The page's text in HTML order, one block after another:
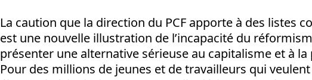
La caution que la direction du PCF apporte à des listes
est une nouvelle illustration de l’incapacité du
présenter une alternative sérieuse au capitalisme et à
Pour des millions de jeunes et de travailleurs qui